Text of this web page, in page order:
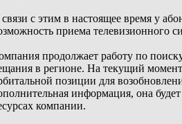
с этим в настоящее время у
приема телевизионного
продолжает работу по
в регионе. На текущий
позиции для
информация, она
компании.